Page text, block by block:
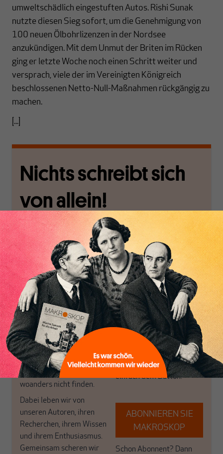
Inhaltsverzeichnis
umweltschädlich eingestuften Autos. Rishi Sunak
nutzte diesen Sieg sofort, um die Genehmigung von
100 neuen Ölbohrlizenzen in der Nordsee
anzukündigen. Mit dem Unmut der Briten im Rücken
ging er letzte Woche noch einen Schritt weiter und
versprach, viele der im Vereinigten Königreich
beschlossenen Netto-Null-Maßnahmen rückgängig zu
machen.
[...]
Nichts schreibt sich
von allein!
Nur für Abonnenten
MAKROSKOP analysiert
wirtschaftspolitische
Themen aus einer
postkeynesianischen
Perspektive und ist damit
in Deutschland einzigartig.
MAKROSKOP steht für
das große Ganze. Wir
haben einen Blick auf
Geld, Wirtschaft und
Politik, den Sie so
woanders nicht finden.
Dabei leben wir von
unseren Autoren, ihren
Recherchen, ihrem Wissen
und ihrem Enthusiasmus.
Gemeinsam scheren wir
Wir verlassen die
journalistische Filterblase,
in der sich viele
eingerichtet haben. Wir
öffnen Fenster und
bringen frische Luft in die
engen und verstaubten
Debattenräume.
Brauchen Sie auch frische
Luft? Dann folgen Sie
einfach dem Button.
ABONNIEREN SIE
MAKROSKOP
Schon Abonnent? Dann